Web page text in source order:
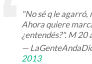
"No sé q le agarró,
Ahora quiere
¿entendés?". M
—
2013